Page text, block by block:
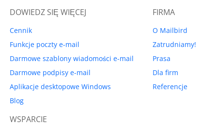
DOWIEDZ SIĘ WIĘCEJ
Cennik
Funkcje poczty e-mail
Darmowe szablony wiadomości e-mail
Darmowe podpisy e-mail
Aplikacje desktopowe Windows
Blog
FIRMA
O Mailbird
Zatrudniamy!
Prasa
Dla firm
Referencje
WSPARCIE